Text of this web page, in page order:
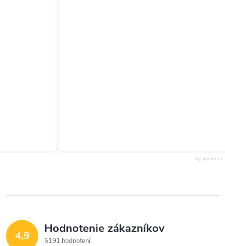
by qeron.cz
4,9 Hodnotenie zákazníkov
5191 hodnotení